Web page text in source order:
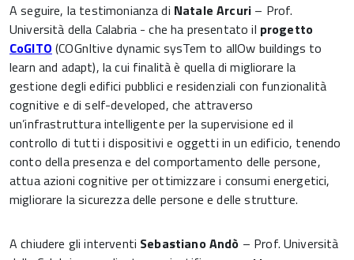
A seguire, la testimonianza di Natale Arcuri – Prof.
Università della Calabria - che ha presentato il progetto
CoGITO (COGnItive dynamic sysTem to allOw buildings to
learn and adapt), la cui finalità è quella di migliorare la
gestione degli edifici pubblici e residenziali con funzionalità
cognitive e di self-developed, che attraverso
un’infrastruttura intelligente per la supervisione ed il
controllo di tutti i dispositivi e oggetti in un edificio, tenendo
conto della presenza e del comportamento delle persone,
attua azioni cognitive per ottimizzare i consumi energetici,
migliorare la sicurezza delle persone e delle strutture.
A chiudere gli interventi Sebastiano Andò – Prof. Università